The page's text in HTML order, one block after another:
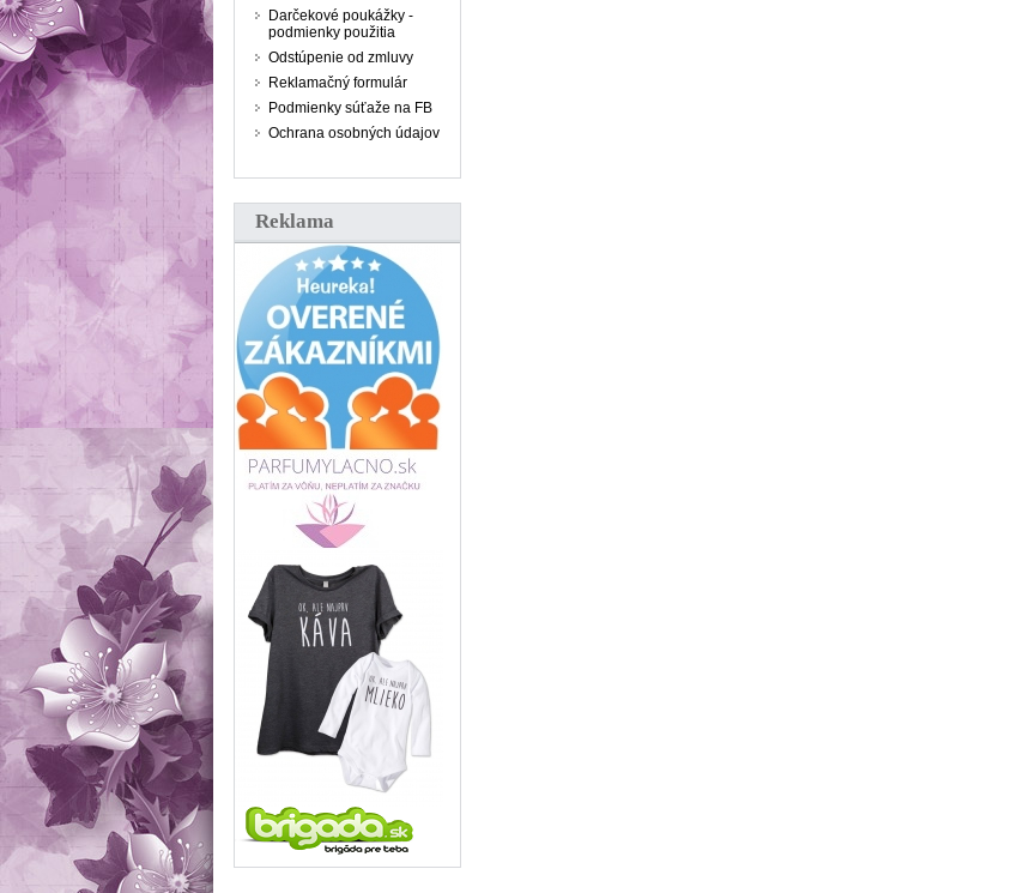
Darčekové poukážky -
podmienky použitia
Odstúpenie od zmluvy
Reklamačný formulár
Podmienky súťaže na FB
Ochrana osobných údajov
Reklama